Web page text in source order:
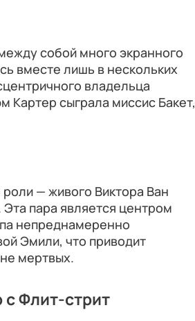
собой много экранного
вместе лишь в нескольких
владельца
Картер сыграла миссис Бакет,
— живого Виктора Ван
пара является центром
непреднамеренно
Эмили, что приводит
мертвых.
Флит-стрит